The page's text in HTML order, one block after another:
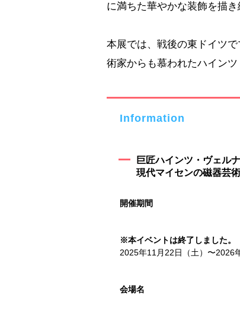
に満ちた華やかな装飾を描き
本展では、戦後の東ドイツ
術家からも慕われたハイン
Information
巨匠ハインツ・ヴェル
現代マイセンの磁器芸術
開催期間
※本イベントは終了しました。
2025年11⽉22⽇（⼟）〜2026
会場名